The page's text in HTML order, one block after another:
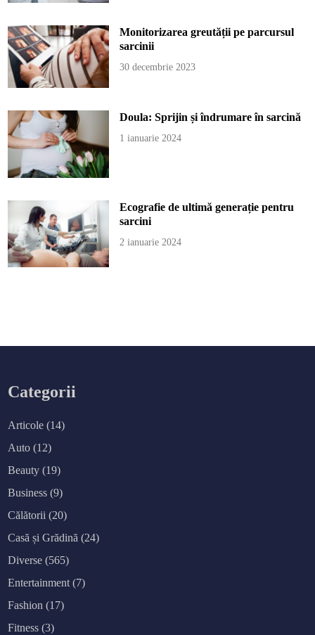
Monitorizarea greutății pe parcursul
sarcinii
30 decembrie 2023
Doula: Sprijin și îndrumare în sarcină
1 ianuarie 2024
Ecografie de ultimă generație pentru
sarcini
2 ianuarie 2024
Categorii
Articole (14)
Auto (12)
Beauty (19)
Business (9)
Călătorii (20)
Casă și Grădină (24)
Diverse (565)
Entertainment (7)
Fashion (17)
Fitness (3)